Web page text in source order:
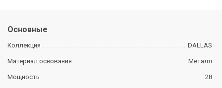
Основные
Коллекция DALLAS
Материал основания Металл
Мощность 28